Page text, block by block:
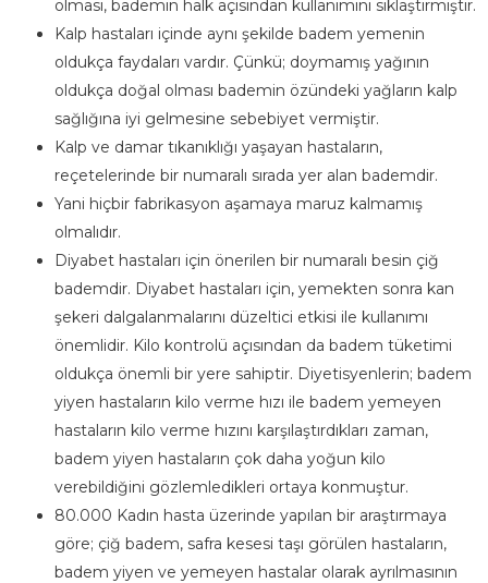
olması, bademin halk açısından kullanımını sıklaştırmıştır.
Kalp hastaları içinde aynı şekilde badem yemenin
oldukça faydaları vardır. Çünkü; doymamış yağının
oldukça doğal olması bademin özündeki yağların kalp
sağlığına iyi gelmesine sebebiyet vermiştir.
Kalp ve damar tıkanıklığı yaşayan hastaların,
reçetelerinde bir numaralı sırada yer alan bademdir.
Yani hiçbir fabrikasyon aşamaya maruz kalmamış
olmalıdır.
Diyabet hastaları için önerilen bir numaralı besin çiğ
bademdir. Diyabet hastaları için, yemekten sonra kan
şekeri dalgalanmalarını düzeltici etkisi ile kullanımı
önemlidir. Kilo kontrolü açısından da badem tüketimi
oldukça önemli bir yere sahiptir. Diyetisyenlerin; badem
yiyen hastaların kilo verme hızı ile badem yemeyen
hastaların kilo verme hızını karşılaştırdıkları zaman,
badem yiyen hastaların çok daha yoğun kilo
verebildiğini gözlemledikleri ortaya konmuştur.
80.000 Kadın hasta üzerinde yapılan bir araştırmaya
göre; çiğ badem, safra kesesi taşı görülen hastaların,
badem yiyen ve yemeyen hastalar olarak ayrılmasının